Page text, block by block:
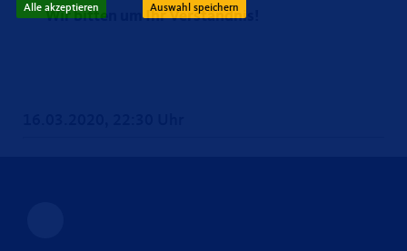
Wir bitten um Ihr Verständnis!
Alle akzeptieren Auswahl speichern